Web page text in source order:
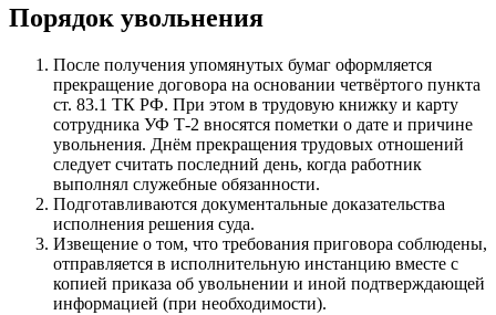
Порядок увольнения
После получения упомянутых бумаг оформляется
прекращение договора на основании четвёртого пункта
ст. 83.1 ТК РФ. При этом в трудовую книжку и карту
сотрудника УФ Т-2 вносятся пометки о дате и причине
увольнения. Днём прекращения трудовых отношений
следует считать последний день, когда работник
выполнял служебные обязанности.
Подготавливаются документальные доказательства
исполнения решения суда.
Извещение о том, что требования приговора соблюдены,
отправляется в исполнительную инстанцию вместе с
копией приказа об увольнении и иной подтверждающей
информацией (при необходимости).